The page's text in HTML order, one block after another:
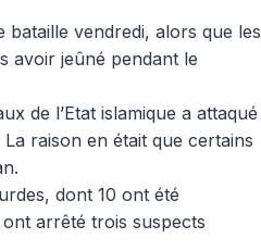
bataille vendredi, alors que les
avoir jeûné pendant le
de l’Etat islamique a attaqué
raison en était que certains
dont 10 ont été
arrêté trois suspects